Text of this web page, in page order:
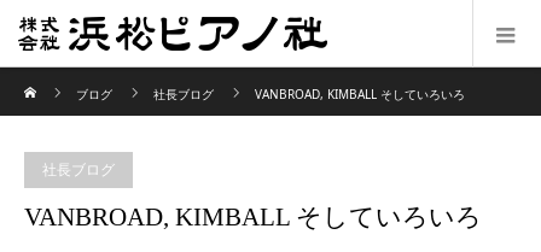
ブログ
社長ブログ VANBROAD, KIMBALL そしていろいろ
社長ブログ
VANBROAD, KIMBALL そしていろいろ